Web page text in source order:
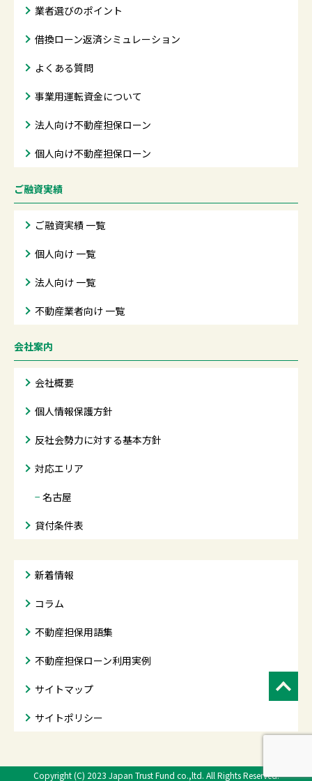
業者選びのポイント
借換ローン返済シミュレーション
よくある質問
事業用運転資金について
法人向け不動産担保ローン
個人向け不動産担保ローン
ご融資実績
ご融資実績 一覧
個人向け 一覧
法人向け 一覧
不動産業者向け 一覧
会社案内
会社概要
個人情報保護方針
反社会勢力に対する基本方針
対応エリア
− 名古屋
貸付条件表
新着情報
コラム
不動産担保用語集
不動産担保ローン利用実例
サイトマップ
サイトポリシー
Copyright (C) 2023 Japan Trust Fund co.,ltd. All Rights Reserved.